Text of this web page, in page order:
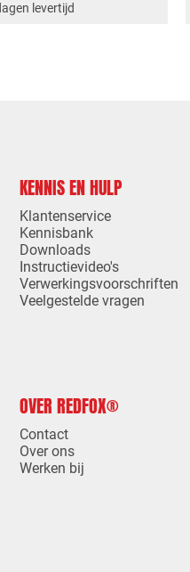
levertijd
KENNIS EN HULP
Klantenservice
Kennisbank
Downloads
Instructievideo's
Verwerkingsvoorschriften
Veelgestelde vragen
OVER REDFOX®
Contact
Over ons
Werken bij